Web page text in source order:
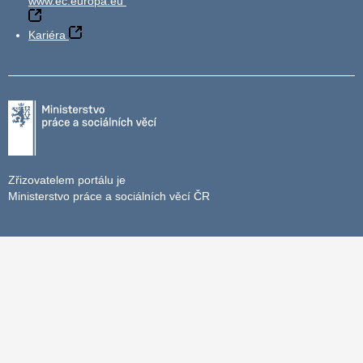
Kariéra
Zřizovatelem portálu je
Ministerstvo práce a sociálních věcí ČR